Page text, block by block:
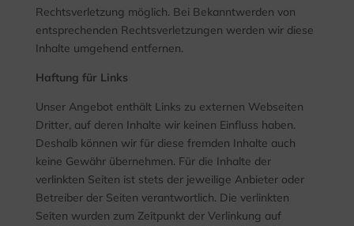
Rechtsverletzung möglich. Bei Bekanntwerden von
entsprechenden Rechtsverletzungen werden wir diese
Inhalte umgehend entfernen.
Haftung für Links
Unser Angebot enthält Links zu externen Webseiten
Dritter, auf deren Inhalte wir keinen Einfluss haben.
Deshalb können wir für diese fremden Inhalte auch
keine Gewähr übernehmen. Für die Inhalte der
verlinkten Seiten ist stets der jeweilige Anbieter oder
Betreiber der Seiten verantwortlich. Die verlinkten
Seiten wurden zum Zeitpunkt der Verlinkung auf